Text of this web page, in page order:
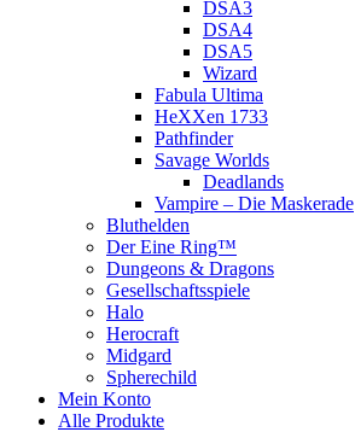
DSA3
DSA4
DSA5
Wizard
Fabula Ultima
HeXXen 1733
Pathfinder
Savage Worlds
Deadlands
Vampire – Die Maskerade
Bluthelden
Der Eine Ring™
Dungeons & Dragons
Gesellschaftsspiele
Halo
Herocraft
Midgard
Spherechild
Mein Konto
Alle Produkte